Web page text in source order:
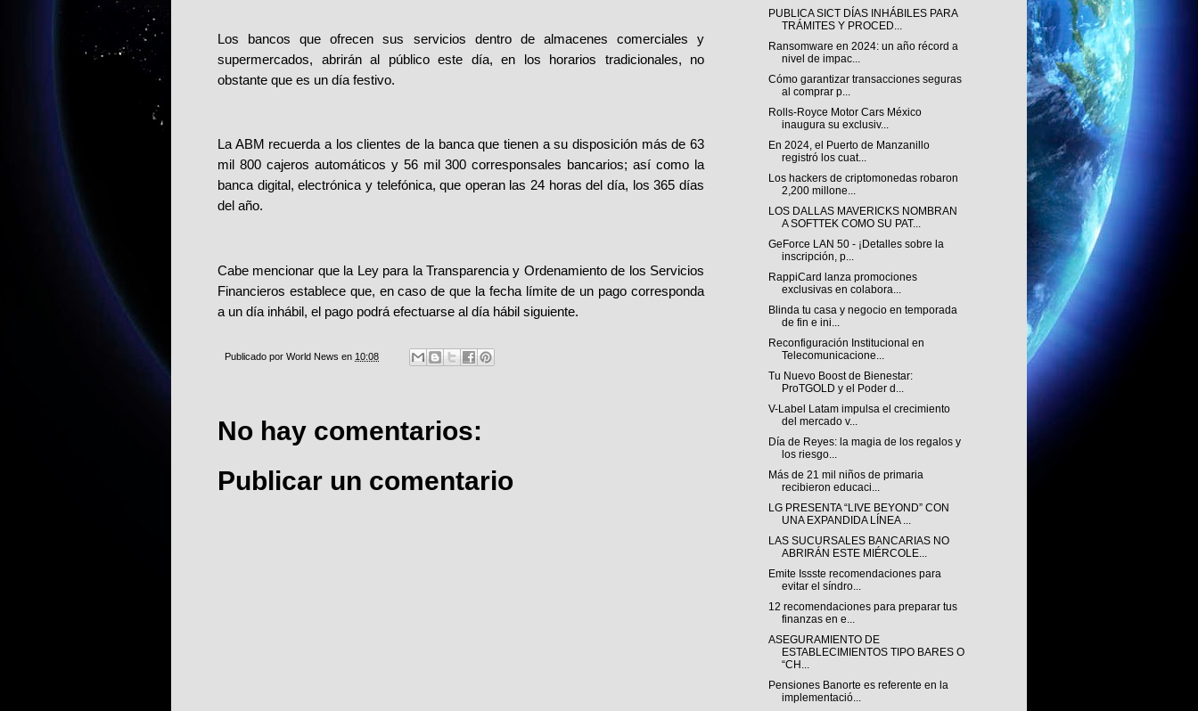
Los bancos que ofrecen sus servicios dentro de almacenes comerciales y
supermercados, abrirán al público este día, en los horarios tradicionales, no
obstante que es un día festivo.
La ABM recuerda a los clientes de la banca que tienen a su disposición más de 63
mil 800 cajeros automáticos y 56 mil 300 corresponsales bancarios; así como la
banca digital, electrónica y telefónica, que operan las 24 horas del día, los 365 días
del año.
Cabe mencionar que la Ley para la Transparencia y Ordenamiento de los Servicios
Financieros establece que, en caso de que la fecha límite de un pago corresponda
a un día inhábil, el pago podrá efectuarse al día hábil siguiente.
Publicado por World News en 10:08
No hay comentarios:
Publicar un comentario
PUBLICA SICT DÍAS INHÁBILES PARA
TRÁMITES Y PROCED...
Ransomware en 2024: un año récord a
nivel de impac...
Cómo garantizar transacciones seguras
al comprar p...
Rolls-Royce Motor Cars México
inaugura su exclusiv...
En 2024, el Puerto de Manzanillo
registró los cuat...
Los hackers de criptomonedas robaron
2,200 millone...
LOS DALLAS MAVERICKS NOMBRAN
A SOFTTEK COMO SU PAT...
GeForce LAN 50 - ¡Detalles sobre la
inscripción, p...
RappiCard lanza promociones
exclusivas en colabora...
Blinda tu casa y negocio en temporada
de fin e ini...
Reconfiguración Institucional en
Telecomunicacione...
Tu Nuevo Boost de Bienestar:
ProTGOLD y el Poder d...
V-Label Latam impulsa el crecimiento
del mercado v...
Día de Reyes: la magia de los regalos y
los riesgo...
Más de 21 mil niños de primaria
recibieron educaci...
LG PRESENTA “LIVE BEYOND” CON
UNA EXPANDIDA LÍNEA ...
LAS SUCURSALES BANCARIAS NO
ABRIRÁN ESTE MIÉRCOLE...
Emite Issste recomendaciones para
evitar el síndro...
12 recomendaciones para preparar tus
finanzas en e...
ASEGURAMIENTO DE
ESTABLECIMIENTOS TIPO BARES O
“CH...
Pensiones Banorte es referente en la
implementació...